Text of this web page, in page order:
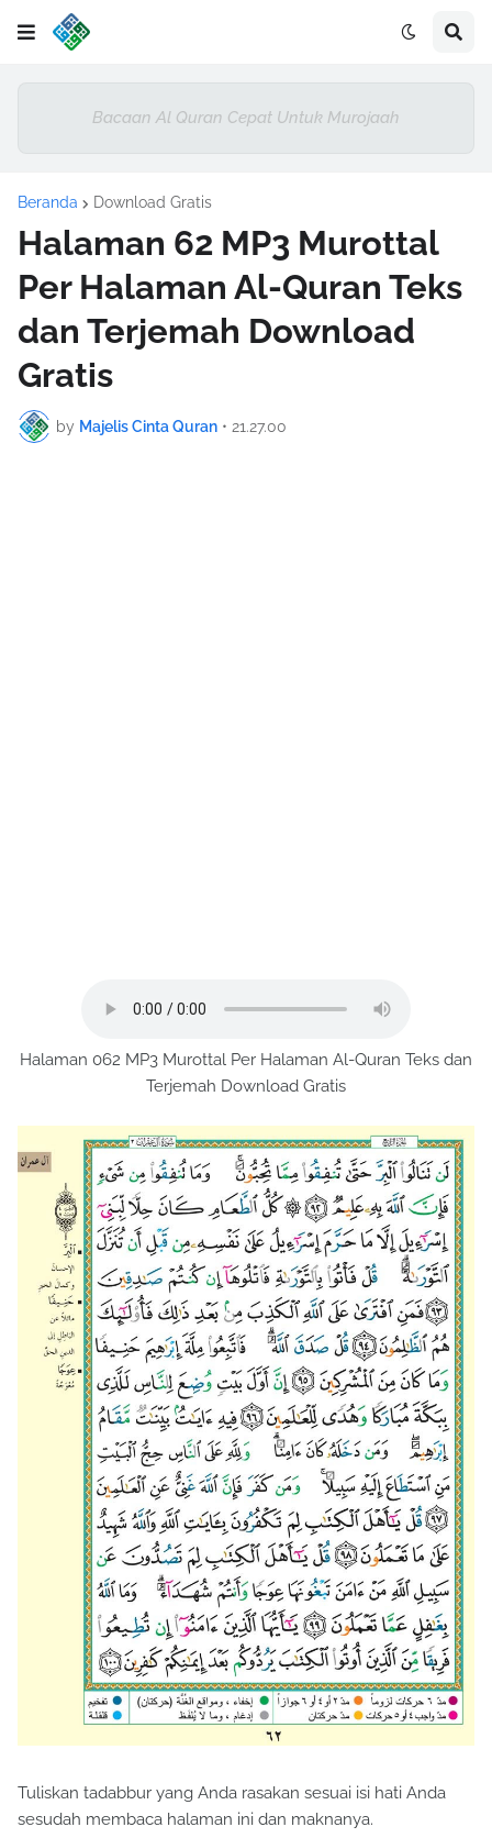
Bacaan Al Quran Cepat Untuk Murojaah
Beranda Download Gratis
Halaman 62 MP3 Murottal
Per Halaman Al-Quran Teks
dan Terjemah Download
Gratis
by Majelis Cinta Quran • 21.27.00
Halaman 062 MP3 Murottal Per Halaman Al-Quran Teks dan
Terjemah Download Gratis
Tuliskan tadabbur yang Anda rasakan sesuai isi hati Anda
sesudah membaca halaman ini dan maknanya.